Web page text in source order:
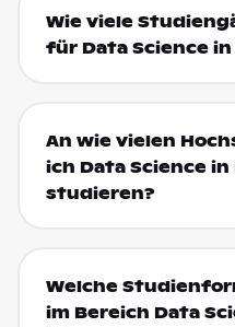
Wie viele
für Data Science
An wie vielen
ich Data Science in
studieren?
Welche
im Bereich Data